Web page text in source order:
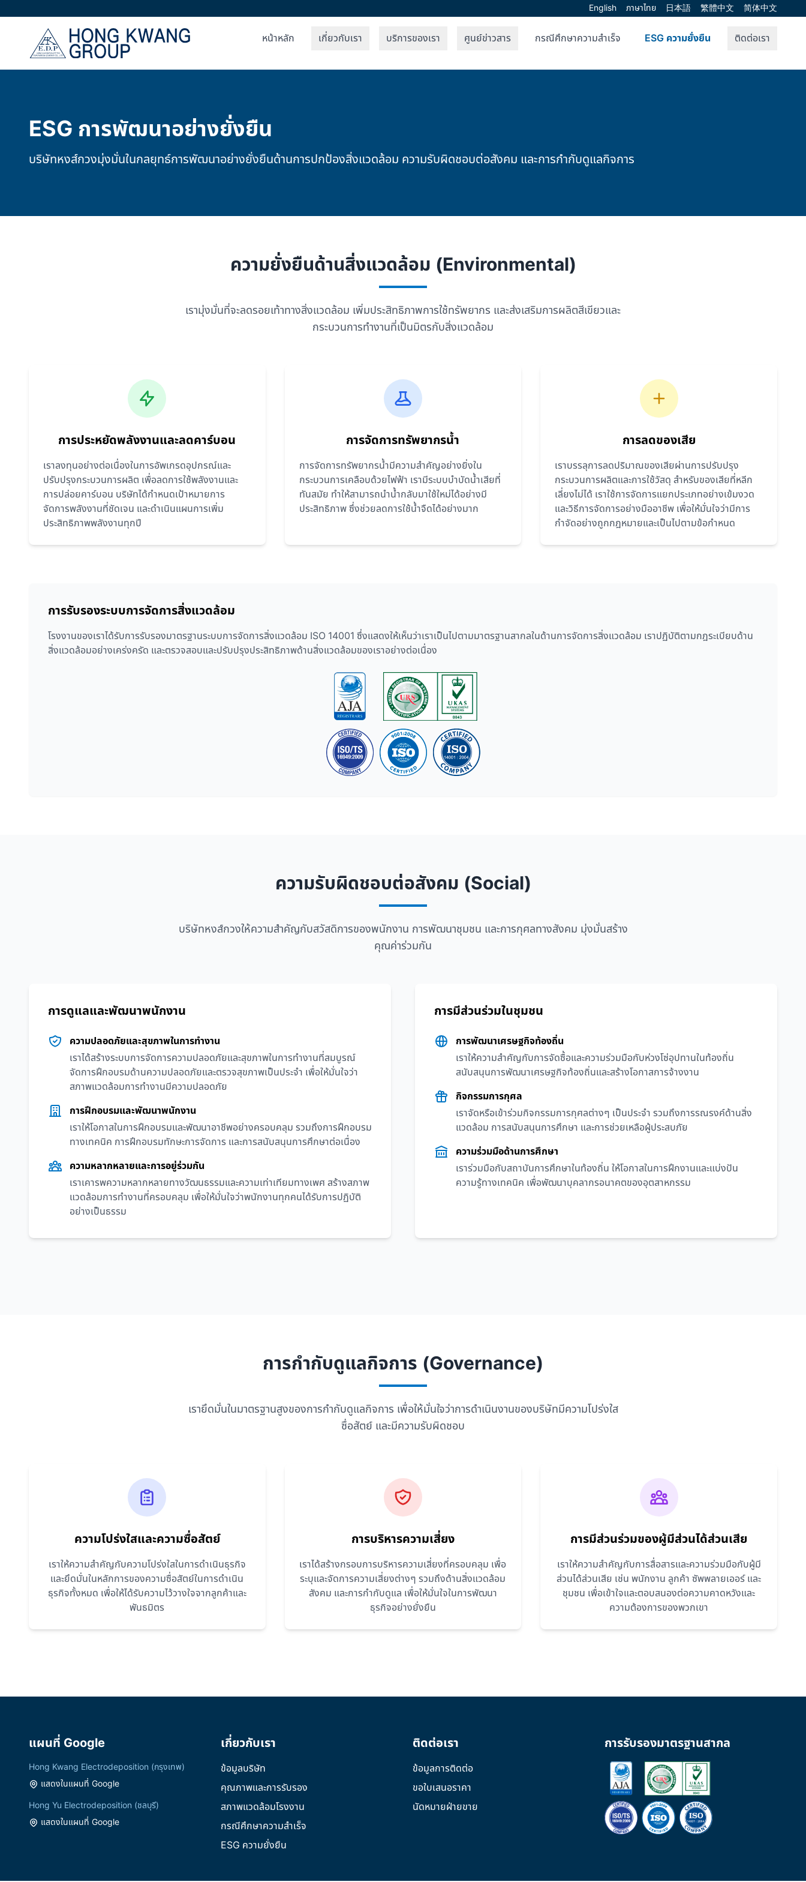
English ภาษาไทย 日本語 繁體中文 简体中文
หน้าหลัก เกี่ยวกับเรา บริการของเรา ศูนย์ข่าวสาร กรณีศึกษาความสำเร็จ ESG ความยั่งยืน ติดต่อเรา
ESG การพัฒนาอย่างยั่งยืน
บริษัทหงส์กวงมุ่งมั่นในกลยุทธ์การพัฒนาอย่างยั่งยืนด้านการปกป้องสิ่งแวดล้อม ความรับผิดชอบต่อสังคม และการกำกับดูแลกิจการ
ความยั่งยืนด้านสิ่งแวดล้อม (Environmental)
เรามุ่งมั่นที่จะลดรอยเท้าทางสิ่งแวดล้อม เพิ่มประสิทธิภาพการใช้ทรัพยากร และส่งเสริมการผลิตสีเขียวและ
กระบวนการทำงานที่เป็นมิตรกับสิ่งแวดล้อม
การประหยัดพลังงานและลดคาร์บอน
เราลงทุนอย่างต่อเนื่องในการอัพเกรดอุปกรณ์และ
ปรับปรุงกระบวนการผลิต เพื่อลดการใช้พลังงานและ
การปล่อยคาร์บอน บริษัทได้กำหนดเป้าหมายการ
จัดการพลังงานที่ชัดเจน และดำเนินแผนการเพิ่ม
ประสิทธิภาพพลังงานทุกปี
การจัดการทรัพยากรน้ำ
การจัดการทรัพยากรน้ำมีความสำคัญอย่างยิ่งใน
กระบวนการเคลือบด้วยไฟฟ้า เรามีระบบบำบัดน้ำเสียที่
ทันสมัย ทำให้สามารถนำน้ำกลับมาใช้ใหม่ได้อย่างมี
ประสิทธิภาพ ซึ่งช่วยลดการใช้น้ำจืดได้อย่างมาก
การลดของเสีย
เราบรรลุการลดปริมาณของเสียผ่านการปรับปรุง
กระบวนการผลิตและการใช้วัสดุ สำหรับของเสียที่หลีก
เลี่ยงไม่ได้ เราใช้การจัดการแยกประเภทอย่างเข้มงวด
และวิธีการจัดการอย่างมืออาชีพ เพื่อให้มั่นใจว่ามีการ
กำจัดอย่างถูกกฎหมายและเป็นไปตามข้อกำหนด
การรับรองระบบการจัดการสิ่งแวดล้อม
โรงงานของเราได้รับการรับรองมาตรฐานระบบการจัดการสิ่งแวดล้อม ISO 14001 ซึ่งแสดงให้เห็นว่าเราเป็นไปตามมาตรฐานสากลในด้านการจัดการสิ่งแวดล้อม เราปฏิบัติตามกฎระเบียบด้าน
สิ่งแวดล้อมอย่างเคร่งครัด และตรวจสอบและปรับปรุงประสิทธิภาพด้านสิ่งแวดล้อมของเราอย่างต่อเนื่อง
ความรับผิดชอบต่อสังคม (Social)
บริษัทหงส์กวงให้ความสำคัญกับสวัสดิการของพนักงาน การพัฒนาชุมชน และการกุศลทางสังคม มุ่งมั่นสร้าง
คุณค่าร่วมกัน
การดูแลและพัฒนาพนักงาน
ความปลอดภัยและสุขภาพในการทำงาน
เราได้สร้างระบบการจัดการความปลอดภัยและสุขภาพในการทำงานที่สมบูรณ์
จัดการฝึกอบรมด้านความปลอดภัยและตรวจสุขภาพเป็นประจำ เพื่อให้มั่นใจว่า
สภาพแวดล้อมการทำงานมีความปลอดภัย
การฝึกอบรมและพัฒนาพนักงาน
เราให้โอกาสในการฝึกอบรมและพัฒนาอาชีพอย่างครอบคลุม รวมถึงการฝึกอบรม
ทางเทคนิค การฝึกอบรมทักษะการจัดการ และการสนับสนุนการศึกษาต่อเนื่อง
ความหลากหลายและการอยู่ร่วมกัน
เราเคารพความหลากหลายทางวัฒนธรรมและความเท่าเทียมทางเพศ สร้างสภาพ
แวดล้อมการทำงานที่ครอบคลุม เพื่อให้มั่นใจว่าพนักงานทุกคนได้รับการปฏิบัติ
อย่างเป็นธรรม
การมีส่วนร่วมในชุมชน
การพัฒนาเศรษฐกิจท้องถิ่น
เราให้ความสำคัญกับการจัดซื้อและความร่วมมือกับห่วงโซ่อุปทานในท้องถิ่น
สนับสนุนการพัฒนาเศรษฐกิจท้องถิ่นและสร้างโอกาสการจ้างงาน
กิจกรรมการกุศล
เราจัดหรือเข้าร่วมกิจกรรมการกุศลต่างๆ เป็นประจำ รวมถึงการรณรงค์ด้านสิ่ง
แวดล้อม การสนับสนุนการศึกษา และการช่วยเหลือผู้ประสบภัย
ความร่วมมือด้านการศึกษา
เราร่วมมือกับสถาบันการศึกษาในท้องถิ่น ให้โอกาสในการฝึกงานและแบ่งปัน
ความรู้ทางเทคนิค เพื่อพัฒนาบุคลากรอนาคตของอุตสาหกรรม
การกำกับดูแลกิจการ (Governance)
เรายึดมั่นในมาตรฐานสูงของการกำกับดูแลกิจการ เพื่อให้มั่นใจว่าการดำเนินงานของบริษัทมีความโปร่งใส
ซื่อสัตย์ และมีความรับผิดชอบ
ความโปร่งใสและความซื่อสัตย์
เราให้ความสำคัญกับความโปร่งใสในการดำเนินธุรกิจ
และยึดมั่นในหลักการของความซื่อสัตย์ในการดำเนิน
ธุรกิจทั้งหมด เพื่อให้ได้รับความไว้วางใจจากลูกค้าและ
พันธมิตร
การบริหารความเสี่ยง
เราได้สร้างกรอบการบริหารความเสี่ยงที่ครอบคลุม เพื่อ
ระบุและจัดการความเสี่ยงต่างๆ รวมถึงด้านสิ่งแวดล้อม
สังคม และการกำกับดูแล เพื่อให้มั่นใจในการพัฒนา
ธุรกิจอย่างยั่งยืน
การมีส่วนร่วมของผู้มีส่วนได้ส่วนเสีย
เราให้ความสำคัญกับการสื่อสารและความร่วมมือกับผู้มี
ส่วนได้ส่วนเสีย เช่น พนักงาน ลูกค้า ซัพพลายเออร์ และ
ชุมชน เพื่อเข้าใจและตอบสนองต่อความคาดหวังและ
ความต้องการของพวกเขา
แผนที่ Google
Hong Kwang Electrodeposition (กรุงเทพ)
แสดงในแผนที่ Google
Hong Yu Electrodeposition (ชลบุรี)
แสดงในแผนที่ Google
เกี่ยวกับเรา
ข้อมูลบริษัท
คุณภาพและการรับรอง
สภาพแวดล้อมโรงงาน
กรณีศึกษาความสำเร็จ
ESG ความยั่งยืน
ติดต่อเรา
ข้อมูลการติดต่อ
ขอใบเสนอราคา
นัดหมายฝ่ายขาย
การรับรองมาตรฐานสากล